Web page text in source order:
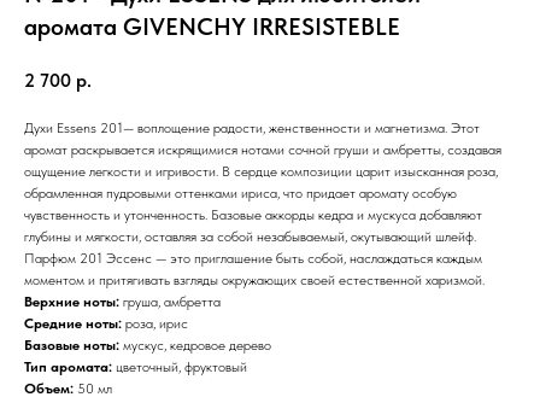
аромата GIVENCHY IRRESISTEBLE
2 700 р.
Духи Essens 201— воплощение радости, женственности и магнетизма. Этот
аромат раскрывается искрящимися нотами сочной груши и амбретты, создавая
ощущение легкости и игривости. В сердце композиции царит изысканная роза,
обрамленная пудровыми оттенками ириса, что придает аромату особую
чувственность и утонченность. Базовые аккорды кедра и мускуса добавляют
глубины и мягкости, оставляя за собой незабываемый, окутывающий шлейф.
Парфюм 201 Эссенс — это приглашение быть собой, наслаждаться каждым
моментом и притягивать взгляды окружающих своей естественной харизмой.
Верхние ноты: груша, амбретта
Средние ноты: роза, ирис
Базовые ноты: мускус, кедровое дерево
Тип аромата: цветочный, фруктовый
Объем: 50 мл